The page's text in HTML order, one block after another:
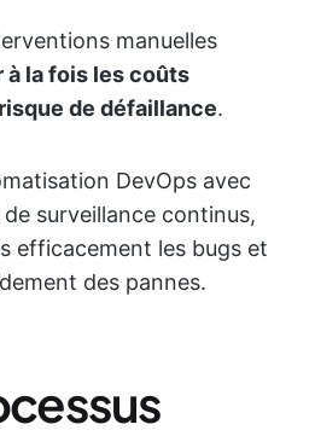
manuelles
à la fois les coûts
de défaillance.
DevOps avec
surveillance continus,
efficacement les bugs et
des pannes.